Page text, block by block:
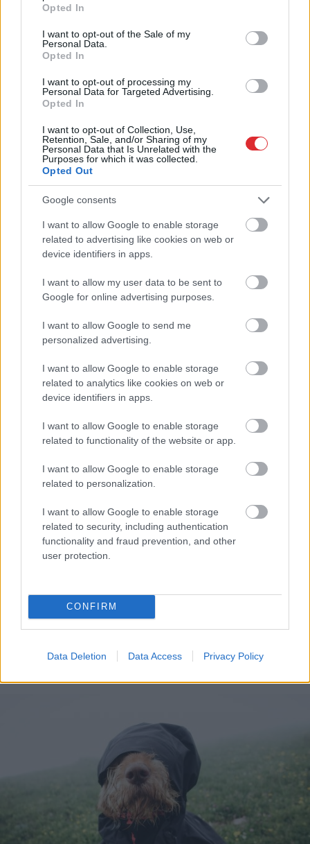
use your data for below specified purposes in below Google
consent section.
Opted In
I want to opt-out of the Sale of my
Personal Data.
Opted In
I want to opt-out of processing my
Personal Data for Targeted Advertising.
Opted In
I want to opt-out of Collection, Use,
Retention, Sale, and/or Sharing of my
Personal Data that Is Unrelated with the
Purposes for which it was collected.
Opted Out
Google consents
I want to allow Google to enable storage
related to advertising like cookies on web or
device identifiers in apps.
I want to allow my user data to be sent to
Google for online advertising purposes.
I want to allow Google to send me
personalized advertising.
I want to allow Google to enable storage
related to analytics like cookies on web or
device identifiers in apps.
I want to allow Google to enable storage
related to functionality of the website or app.
I want to allow Google to enable storage
related to personalization.
I want to allow Google to enable storage
related to security, including authentication
functionality and fraud prevention, and other
user protection.
CONFIRM
Data Deletion Data Access Privacy Policy
Kartupeļu horoskops: ko
par tevi liecina tavs
mīļākais kartupeļu ēdiens?
Stendzenieks asi par
migrantiem: Viņi testē,
atļauties
Biedrība“Tavi draugi”
gadiem tikusi izsmieta
atklājas plaša
Atcelt Ziņot